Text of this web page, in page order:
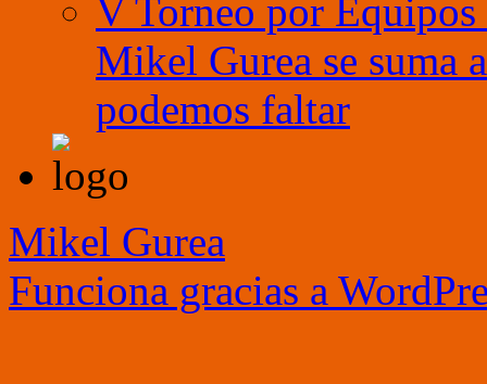
V Torneo por
Mikel Gurea se suma
podemos faltar
Mikel Gurea
Funciona gracias a